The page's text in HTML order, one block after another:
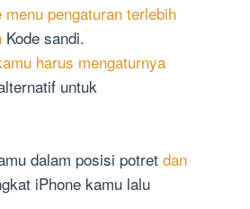
pengaturan terlebih
Kode sandi.
harus mengaturnya
untuk
dalam posisi potret dan
iPhone kamu lalu